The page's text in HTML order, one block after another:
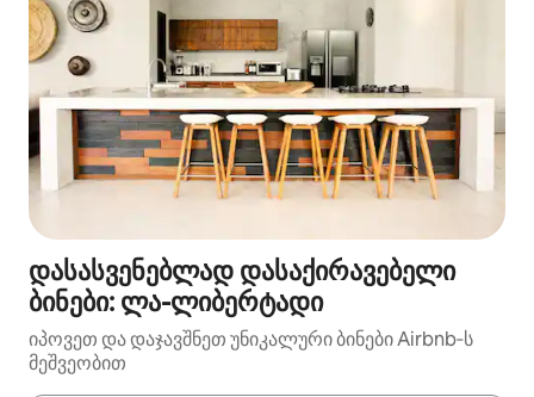
დასასვენებლად დასაქირავებელი
ბინები: ლა-ლიბერტადი
იპოვეთ და დაჯავშნეთ უნიკალური ბინები Airbnb‑ს
მეშვეობით